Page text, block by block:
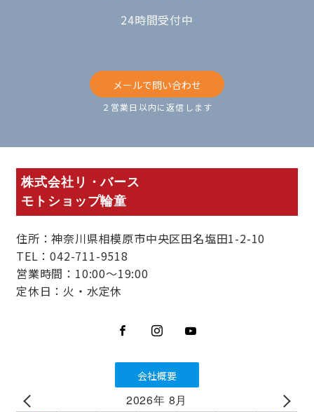
24時間受付中
メールで問い合わせ
２営業日以内に返信します
株式会社リ・バース
モトショップ輪童
住所：神奈川県相模原市中央区田名塩田1-2-10
TEL：042-711-9518
営業時間：10:00～19:00
定休日：火・水定休
会社概要
2026年 8月